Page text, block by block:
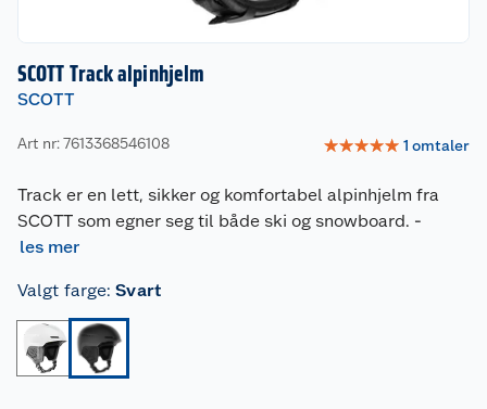
SCOTT Track alpinhjelm
SCOTT
Art nr: 7613368546108 ☆☆☆☆☆ 1 omtaler
Track er en lett, sikker og komfortabel alpinhjelm fra
SCOTT som egner seg til både ski og snowboard. -
les mer
Valgt farge: Svart